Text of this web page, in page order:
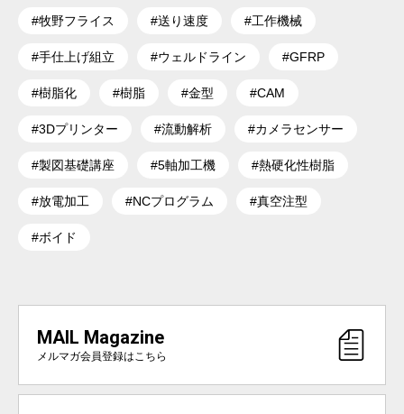
#牧野フライス #送り速度 #工作機械
#手仕上げ組立 #ウェルドライン #GFRP
#樹脂化 #樹脂 #金型 #CAM
#3Dプリンター #流動解析 #カメラセンサー
#製図基礎講座 #5軸加工機 #熱硬化性樹脂
#放電加工 #NCプログラム #真空注型
#ボイド
MAIL Magazine
メルマガ会員登録はこちら